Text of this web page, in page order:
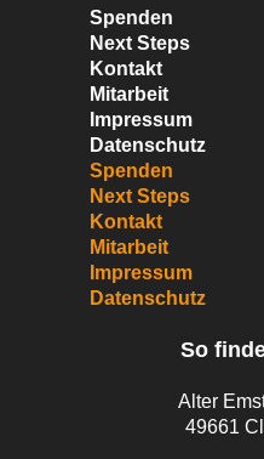
Spenden
Next Steps
Kontakt
Mitarbeit
Impressum
Datenschutz
Spenden
Next Steps
Kontakt
Mitarbeit
Impressum
Datenschutz
So
Alter
49661